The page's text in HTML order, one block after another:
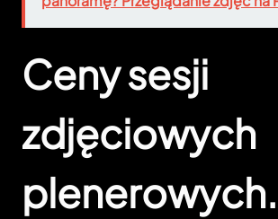
Ceny sesji
zdjęciowych
plenerowych.